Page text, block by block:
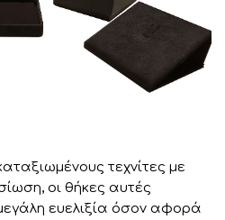
τεχνίτες με
οι θήκες αυτές
ευελιξία όσον αφορά